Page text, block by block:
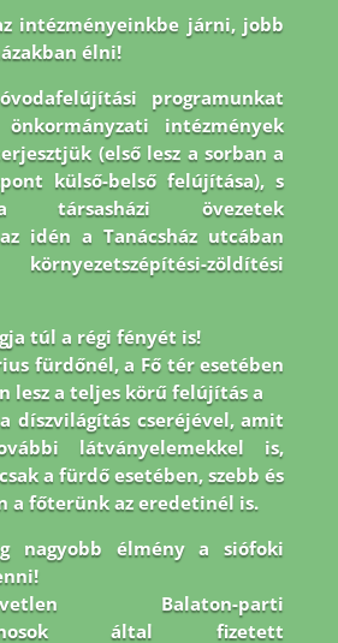
intézményeinkbe járni, jobb
élni!
programunkat
intézmények
(első lesz a sorban a
külső-belső felújítása), s
társasháziövezetek
idén a Tanácsház utcában
zöldítési
túl a régi fényét is!
fürdőnél, a Fő tér esetében
lesz a teljes körű felújítás a
díszvilágítás cseréjével, amit
látványelemekkel is,
a fürdő esetében, szebb és
a főterünk az eredetinél is.
nagyobb élmény a siófoki
Balaton-parti
által fizetett